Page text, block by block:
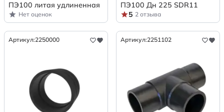
ПЭ100 литая удлиненная
Нет оценок
ПЭ100 Дн 225 SDR11
5 2 отзыва
Артикул:2250000 Артикул:2251102